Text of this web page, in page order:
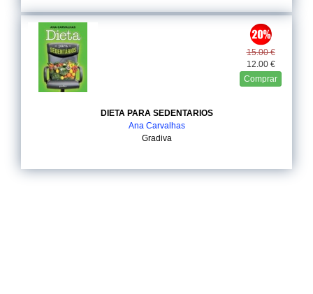
15.00 €
12.00 €
Comprar
DIETA PARA SEDENTARIOS
Ana Carvalhas
Gradiva